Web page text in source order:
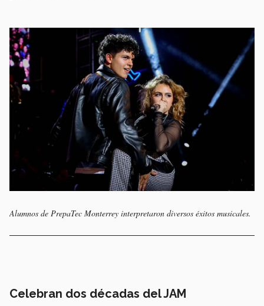
Alumnos de PrepaTec Monterrey interpretaron diversos éxitos musicales.
Celebran dos décadas del JAM